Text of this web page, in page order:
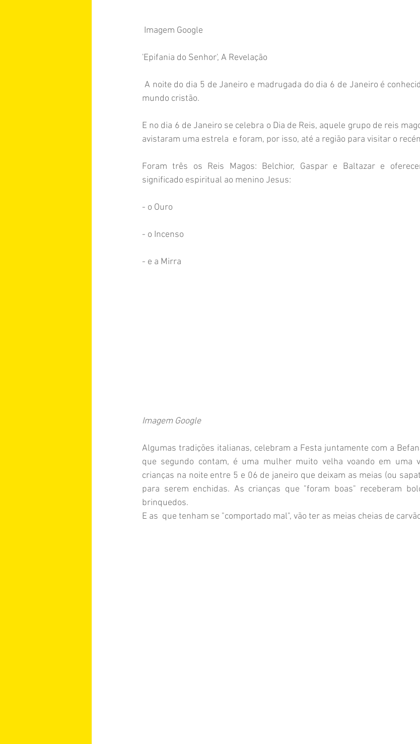
Imagem Google
'Epifania do Senhor', A Revelação
mundo cristão.
E no dia 6 de Janeiro se celebra o Dia de Reis, aquele grupo de reis
avistaram uma estrela  e foram, por isso, até a região para visitar o
Foram três os Reis Magos: Belchior, Gaspar e Baltazar e
significado espiritual ao menino Jesus:
- o Ouro
- o Incenso
- e a Mirra
Imagem Google
Algumas tradições italianas, celebram a Festa juntamente com a
que segundo contam, é uma mulher muito velha voando em uma
crianças na noite entre 5 e 06 de janeiro que deixam as meias (ou
para serem enchidas. As crianças que "foram boas" receberam
brinquedos.
E as  que tenham se "comportado mal", vão ter as meias cheias de